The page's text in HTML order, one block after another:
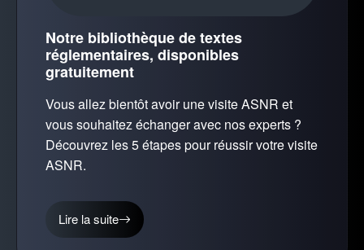
Notre bibliothèque de textes
réglementaires, disponibles
gratuitement
Vous allez bientôt avoir une visite ASNR et
vous souhaitez échanger avec nos experts ?
Découvrez les 5 étapes pour réussir votre visite
ASNR.
Lire la suite